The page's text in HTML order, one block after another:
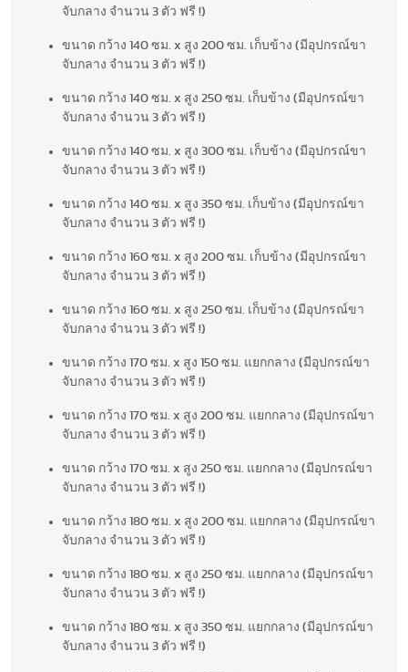
จับกลาง จำนวน 3 ตัว ฟรี !)
ขนาด กว้าง 140 ซม. x สูง 200 ซม. เก็บข้าง (มีอุปกรณ์ขา
จับกลาง จำนวน 3 ตัว ฟรี !)
ขนาด กว้าง 140 ซม. x สูง 250 ซม. เก็บข้าง (มีอุปกรณ์ขา
จับกลาง จำนวน 3 ตัว ฟรี !)
ขนาด กว้าง 140 ซม. x สูง 300 ซม. เก็บข้าง (มีอุปกรณ์ขา
จับกลาง จำนวน 3 ตัว ฟรี !)
ขนาด กว้าง 140 ซม. x สูง 350 ซม. เก็บข้าง (มีอุปกรณ์ขา
จับกลาง จำนวน 3 ตัว ฟรี !)
ขนาด กว้าง 160 ซม. x สูง 200 ซม. เก็บข้าง (มีอุปกรณ์ขา
จับกลาง จำนวน 3 ตัว ฟรี !)
ขนาด กว้าง 160 ซม. x สูง 250 ซม. เก็บข้าง (มีอุปกรณ์ขา
จับกลาง จำนวน 3 ตัว ฟรี !)
ขนาด กว้าง 170 ซม. x สูง 150 ซม. แยกกลาง (มีอุปกรณ์ขา
จับกลาง จำนวน 3 ตัว ฟรี !)
ขนาด กว้าง 170 ซม. x สูง 200 ซม. แยกกลาง (มีอุปกรณ์ขา
จับกลาง จำนวน 3 ตัว ฟรี !)
ขนาด กว้าง 170 ซม. x สูง 250 ซม. แยกกลาง (มีอุปกรณ์ขา
จับกลาง จำนวน 3 ตัว ฟรี !)
ขนาด กว้าง 180 ซม. x สูง 200 ซม. แยกกลาง (มีอุปกรณ์ขา
จับกลาง จำนวน 3 ตัว ฟรี !)
ขนาด กว้าง 180 ซม. x สูง 250 ซม. แยกกลาง (มีอุปกรณ์ขา
จับกลาง จำนวน 3 ตัว ฟรี !)
ขนาด กว้าง 180 ซม. x สูง 350 ซม. แยกกลาง (มีอุปกรณ์ขา
จับกลาง จำนวน 3 ตัว ฟรี !)